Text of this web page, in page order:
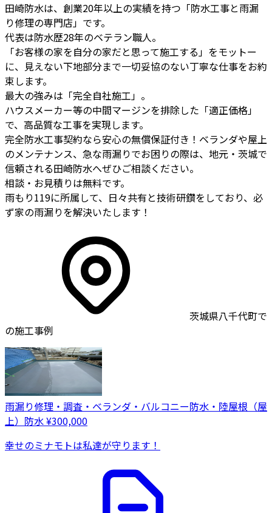
田崎防水は、創業20年以上の実績を持つ「防水工事と雨漏
り修理の専門店」です。
代表は防水歴28年のベテラン職人。
「お客様の家を自分の家だと思って施工する」をモットー
に、見えない下地部分まで一切妥協のない丁寧な仕事をお約
束します。
最大の強みは「完全自社施工」。
ハウスメーカー等の中間マージンを排除した「適正価格」
で、高品質な工事を実現します。
完全防水工事契約なら安心の無償保証付き！ベランダや屋上
のメンテナンス、急な雨漏りでお困りの際は、地元・茨城で
信頼される田崎防水へぜひご相談ください。
相談・お見積りは無料です。
雨もり119に所属して、日々共有と技術研鑽をしており、必
ず家の雨漏りを解決いたします！
茨城県八千代町で
の施工事例
雨漏り修理・調査・ベランダ・バルコニー防水・陸屋根（屋
上）防水¥300,000
幸せのミナモトは私達が守ります！